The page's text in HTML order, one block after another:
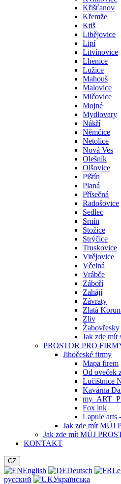
Křišťanov
Křemže
Ktiš
Libějovice
Lipí
Litvínovice
Lhenice
Lužice
Mahouš
Malovice
Mičovice
Mojné
Mydlovary
Nákří
Němčice
Netolice
Nová Ves
Olešník
Olšovice
Pištín
Planá
Přísečná
Radošovice
Sedlec
Srnín
Stožice
Strýčice
Truskovice
Vitějovice
Včelná
Vrábče
Záboří
Zahájí
Závraty
Zlatá
Zliv
Žabovřesky
Jak zde mít
PROSTOR PRO
Jihočeské firmy
Mapa firem
Od oveček
Lučištnice
Kavárna
Fox ink
Lapule arts
Jak zde mít MŮJ
Jak zde mít MŮJ
KONTAKT
CZ
English Deutsch
русский
Українська